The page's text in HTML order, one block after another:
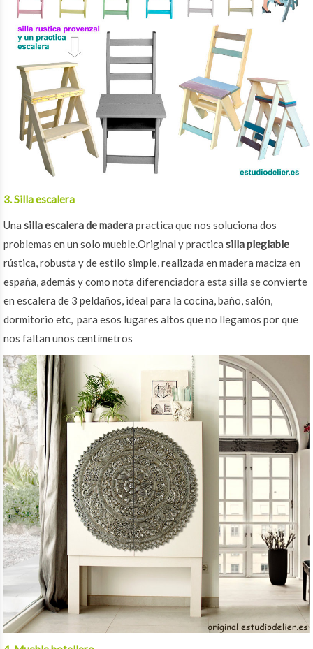
3. Silla escalera
Una silla escalera de maderapractica que nos soluciona dos
problemas en un solo mueble.Original y practica silla pleglable
rústica, robusta y de estilo simple, realizada en madera maciza en
españa, además y como nota diferenciadora esta silla se convierte
en escalera de 3 peldaños, ideal para la cocina, baño, salón,
dormitorio etc, para esos lugares altos que no llegamos por que
nos faltan unos centímetros